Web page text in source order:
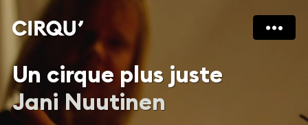
Un cirque plus juste
Jani Nuutinen